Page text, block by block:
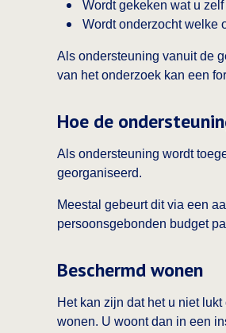
Wordt gekeken wat u
Wordt onderzocht welke
Als ondersteuning vanuit de
van het onderzoek kan een
Hoe de
Als ondersteuning wordt
georganiseerd.
Meestal gebeurt dit via een
persoonsgebonden budget
Beschermd wonen
Het kan zijn dat het u niet
wonen. U woont dan in een